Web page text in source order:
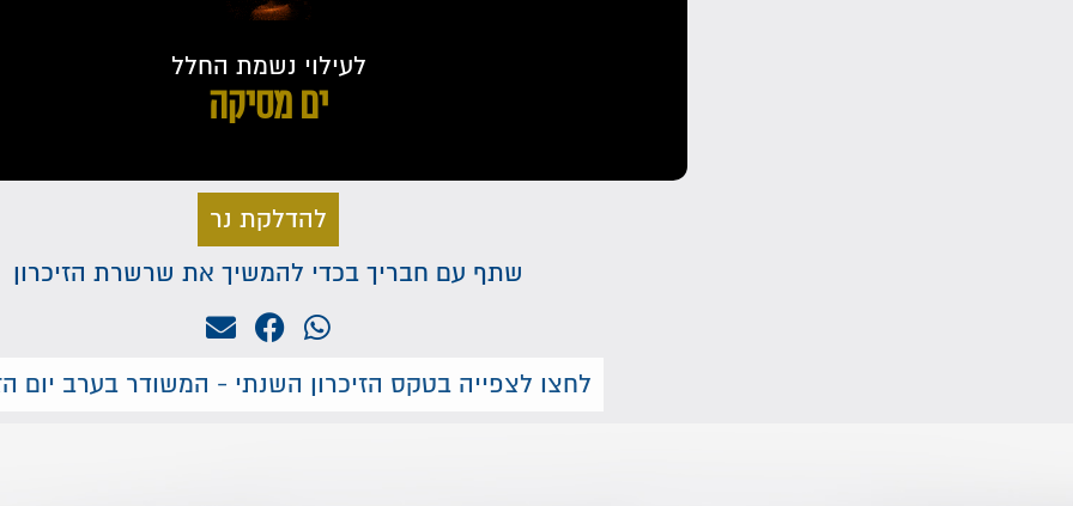
לעילוי נשמת החלל
ים מסיקה
להדלקת נר
שתף עם חבריך בכדי להמשיך את שרשרת הזיכרון
לחצו לצפייה בטקס הזיכרון השנתי - המשודר בערב יום